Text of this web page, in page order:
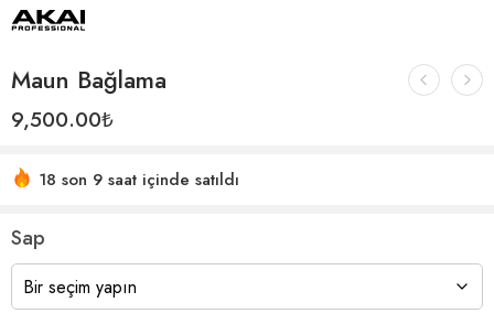
Maun Bağlama
9,500.00₺
18 son 9 saat içinde satıldı
Sap